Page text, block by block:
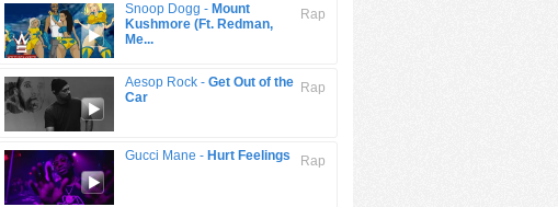
Rap
Snoop Dogg - Mount
Kushmore (Ft. Redman,
Me...
Rap
Aesop Rock - Get Out of the
Car
Rap
Gucci Mane - Hurt Feelings